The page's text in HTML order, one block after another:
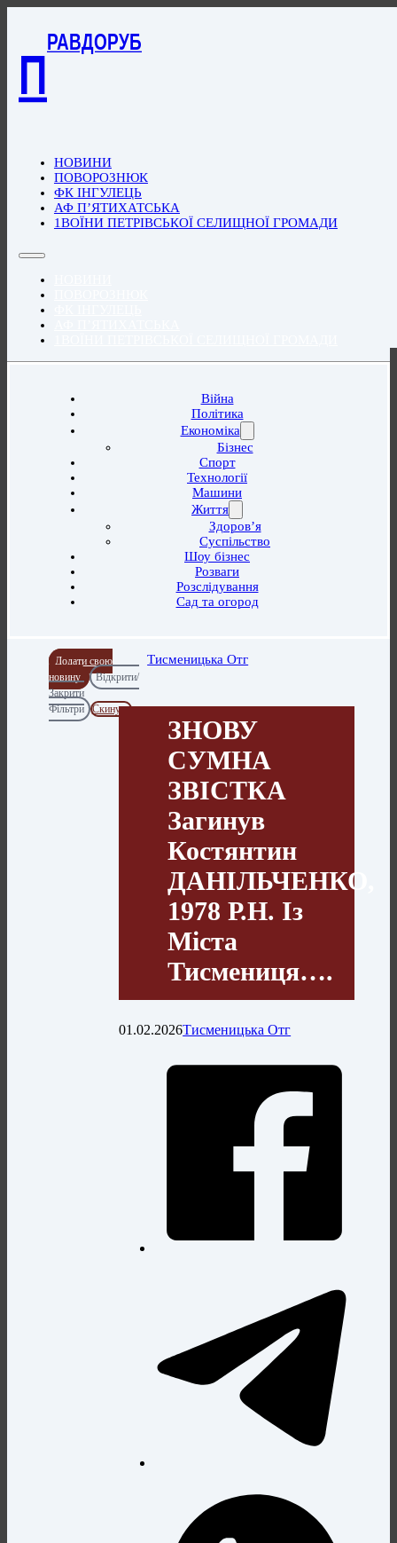
П
РАВДОРУБ
НОВИНИ
ПОВОРОЗНЮК
ФК ІНГУЛЕЦЬ
АФ П’ЯТИХАТСЬКА
1ВОЇНИ ПЕТРІВСЬКОЇ СЕЛИЩНОЇ ГРОМАДИ
Війна
Політика
Економіка
Бізнес
Спорт
Технології
Машини
Життя
Здоров’я
Суспільство
Шоу бізнес
Розваги
Розслідування
Сад та огород
Додати свою
новину
Відкрити/
Закрити
Фільтри
Скинути
Тисменицька Отг
ЗНОВУ
СУМНА
ЗВІСТКА
Загинув
Костянтин
ДАНІЛЬЧЕНКО,
1978 Р.н. Із
Міста
Тисмениця….
01.02.2026Тисменицька Отг